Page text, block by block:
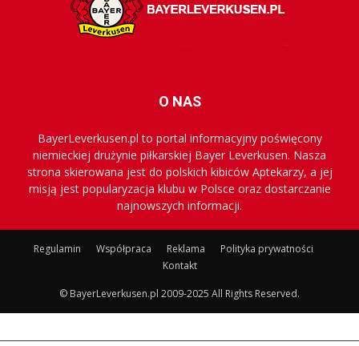
O NAS
BayerLeverkusen.pl to portal informacyjny poświęcony
niemieckiej drużynie piłkarskiej Bayer Leverkusen. Nasza
strona skierowana jest do polskich kibiców Aptekarzy, a jej
misją jest popularyzacja klubu w Polsce oraz dostarczanie
najnowszych informacji.
Regulamin Współpraca Reklama
Polityka prywatności
Kontakt
© BayerLeverkusen.pl 2009-2025 All Rights Reserved.